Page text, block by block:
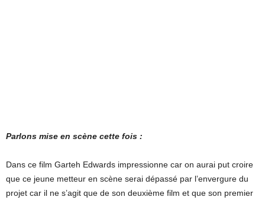
Parlons mise en scène cette fois :
Dans ce film Garteh Edwards impressionne car on aurai put croire
que ce jeune metteur en scène serai dépassé par l’envergure du
projet car il ne s’agit que de son deuxième film et que son premier